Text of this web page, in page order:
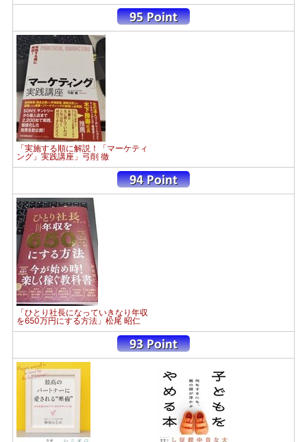
「実施する順に解説！「マーケティ
ング」実践講座」弓削 徹
「ひとり社長になっていきなり年収
を650万円にする方法」松尾 昭仁